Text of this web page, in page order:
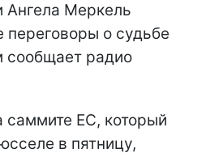
Ангела Меркель
о судьбе
сообщает радио
саммите ЕС, который
в пятницу,